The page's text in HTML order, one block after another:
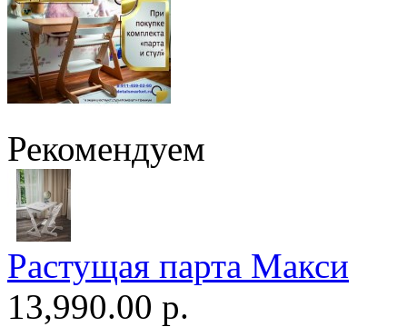
Рекомендуем
Растущая парта Макси
13,990.00 р.